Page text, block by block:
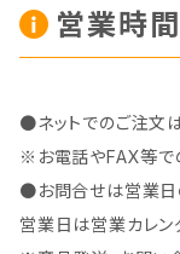
営業時
●ネットでのご注文
※お電話やFAX等で
●お問合せは営業日
営業日は営業カレン